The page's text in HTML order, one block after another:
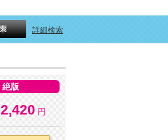
詳細検索
絶版
2,420 円